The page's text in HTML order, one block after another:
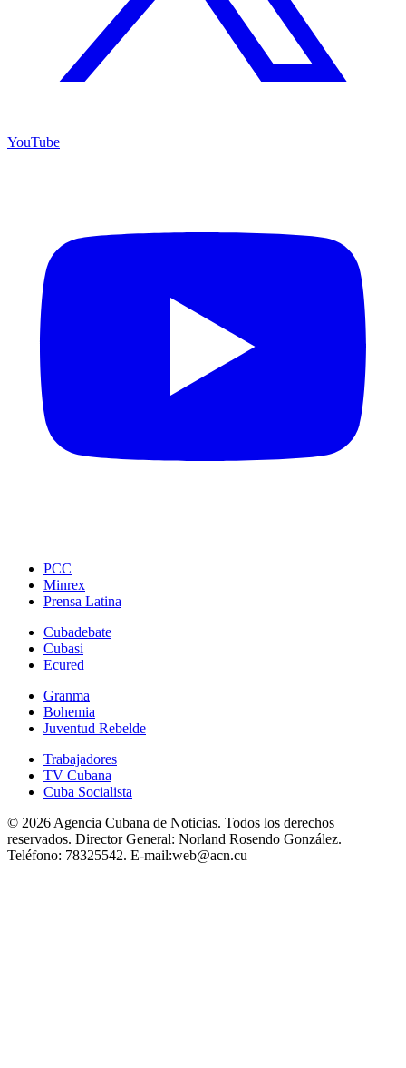
YouTube
PCC
Minrex
Prensa Latina
Cubadebate
Cubasi
Ecured
Granma
Bohemia
Juventud Rebelde
Trabajadores
TV Cubana
Cuba Socialista
© 2026 Agencia Cubana de Noticias. Todos los derechos
reservados. Director General: Norland Rosendo González.
Teléfono: 78325542. E-mail:web@acn.cu